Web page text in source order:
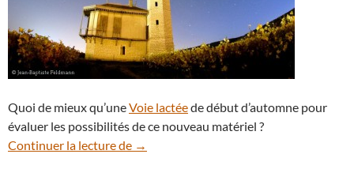
Quoi de mieux qu’uneVoie lactéede début d’automne pour
évaluer les possibilités de ce nouveau matériel ?
Continuer la lecture de
La Voie lactée se dessine au-dessus du
→